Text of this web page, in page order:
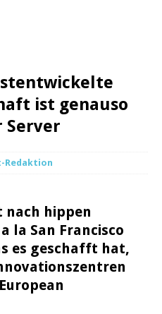
ist genauso
Server
Redaktion
nach hippen
la San Francisco
es geschafft hat,